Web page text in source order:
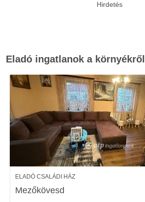
Eladó ingatlanok a környékről
ELADÓ CSALÁDI HÁZ
Mezőkövesd